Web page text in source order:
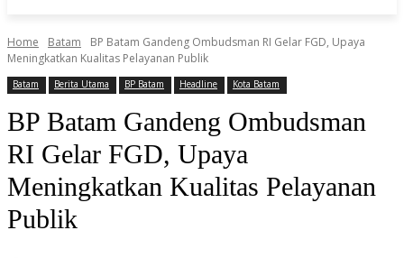
Home Batam
BP Batam Gandeng Ombudsman RI Gelar FGD, Upaya
Meningkatkan Kualitas Pelayanan Publik
Batam Berita Utama BP Batam Headline Kota Batam
BP Batam Gandeng Ombudsman
RI Gelar FGD, Upaya
Meningkatkan Kualitas Pelayanan
Publik